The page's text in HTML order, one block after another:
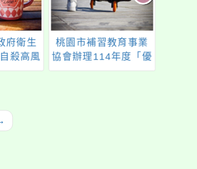
府衛生
殺高風
族關懷
務流程
桃園市補習教育事業
協會辦理114年度「優
質補教、愛心關懷」